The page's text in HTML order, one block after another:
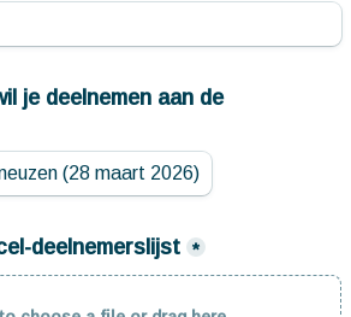
je deelnemen aan de
(28 maart 2026)
deelnemerslijst *